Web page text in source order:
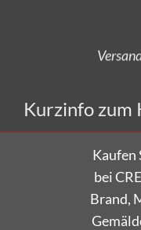
Kurzinfo zum
Kaufen
bei
Brand,